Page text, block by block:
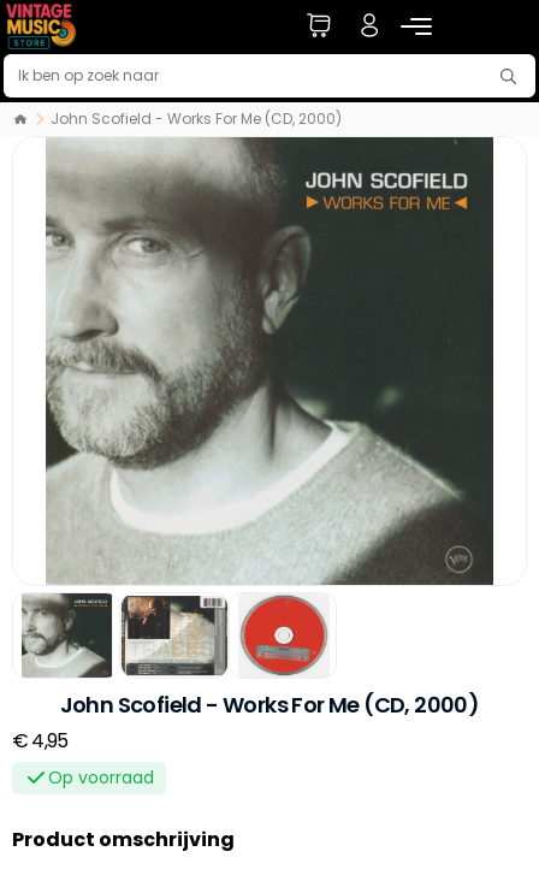
John Scofield - Works For Me (CD, 2000)
John Scofield - Works For Me (CD, 2000)
€ 4,95
Op voorraad
Product omschrijving